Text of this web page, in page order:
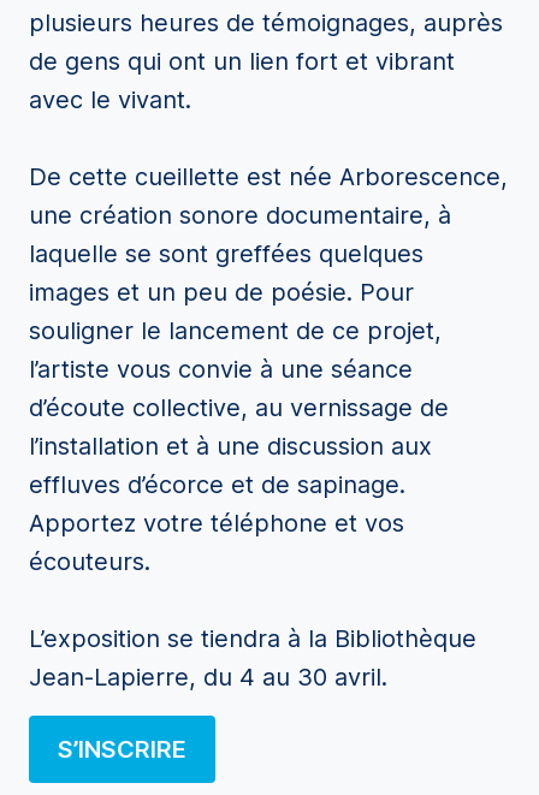
plusieurs heures de témoignages, auprès
de gens qui ont un lien fort et vibrant
avec le vivant.
De cette cueillette est née Arborescence,
une création sonore documentaire, à
laquelle se sont greffées quelques
images et un peu de poésie. Pour
souligner le lancement de ce projet,
l’artiste vous convie à une séance
d’écoute collective, au vernissage de
l’installation et à une discussion aux
effluves d’écorce et de sapinage.
Apportez votre téléphone et vos
écouteurs.
L’exposition se tiendra à la Bibliothèque
Jean-Lapierre, du 4 au 30 avril.
S’INSCRIRE